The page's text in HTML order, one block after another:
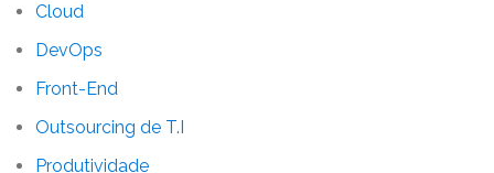
Cloud
DevOps
Front-End
Outsourcing de T.I
Produtividade